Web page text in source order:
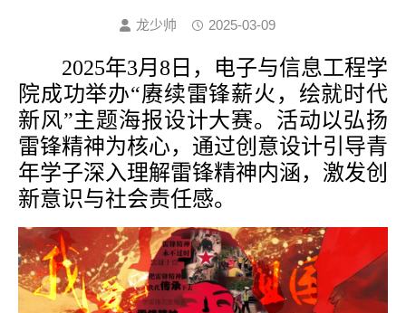
龙少帅 2025-03-09
2025年3月8日，电子与信息工程学
院成功举办“赓续雷锋薪火，绘就时代
新风”主题海报设计大赛。活动以弘扬
雷锋精神为核心，通过创意设计引导青
年学子深入理解雷锋精神内涵，激发创
新意识与社会责任感。